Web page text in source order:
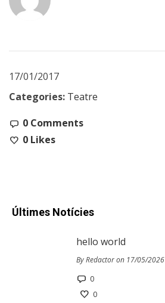
17/01/2017
Categories: Teatre
0 Comments
0 Likes
Últimes Notícies
hello world
By Redactor on 17/05/2026
0
0